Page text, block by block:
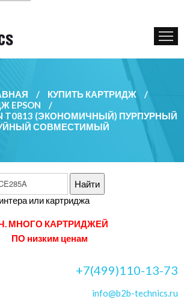
КУПИТЬ КАРТРИДЖ
ГОС. УЧРЕЖДЕНИЯМ
КОНТАКТЫ
/ КУПИТЬ КАРТРИДЖ
/
EPSON
/
T0813 (ЭКОНОМИЧНЫЙ) ПУРПУРНЫЙ
СОВМЕСТИМЫЙ
или картриджа
МНОГО КАРТРИДЖЕЙ
ПО низким ценам
+7(499)110-13-73
info@b2b-technics.ru